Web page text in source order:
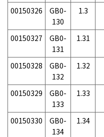
00150326
GB0-
130
1.3
00150327
GB0-
131
1.31
00150328
GB0-
132
1.32
00150329
GB0-
133
1.33
00150330
GB0-
134
1.34